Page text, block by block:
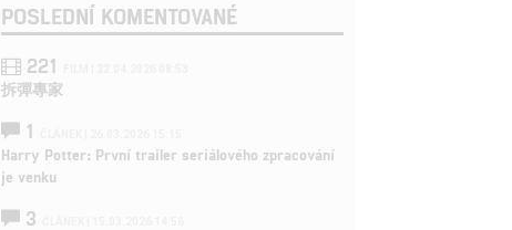
POSLEDNÍ KOMENTOVANÉ
221
拆彈專家
1
Harry Potter: První trailer seriálového zpracování
je venku
3